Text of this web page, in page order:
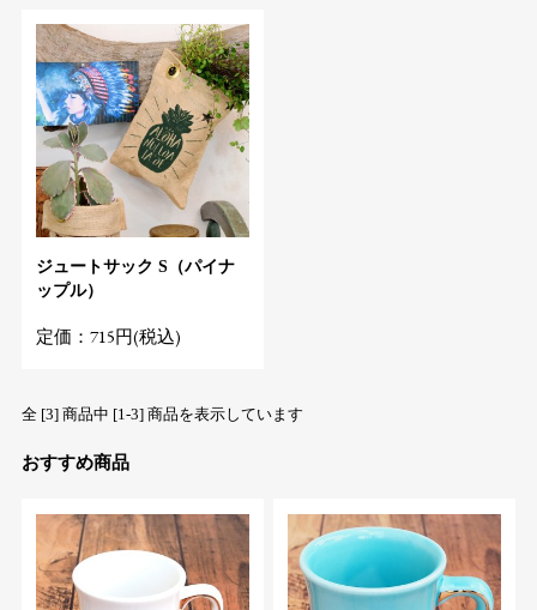
ジュートサック S（パイナ
ップル）
定価：715円(税込)
全 [3] 商品中 [1-3] 商品を表示しています
おすすめ商品